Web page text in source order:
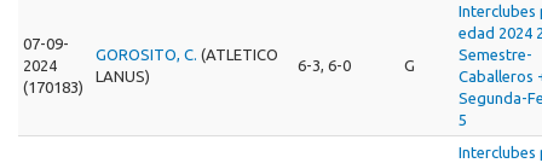
07-09-
2024
(170183)
GOROSITO, C. (ATLETICO
LANUS)
6-3, 6-0 G
Interclubes
edad 2024
Semestre-
Caballeros
Segunda-
5
Interclubes